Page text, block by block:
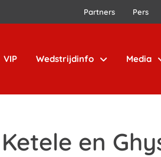
Partners Pers
VIP Wedstrijdinfo Media
en